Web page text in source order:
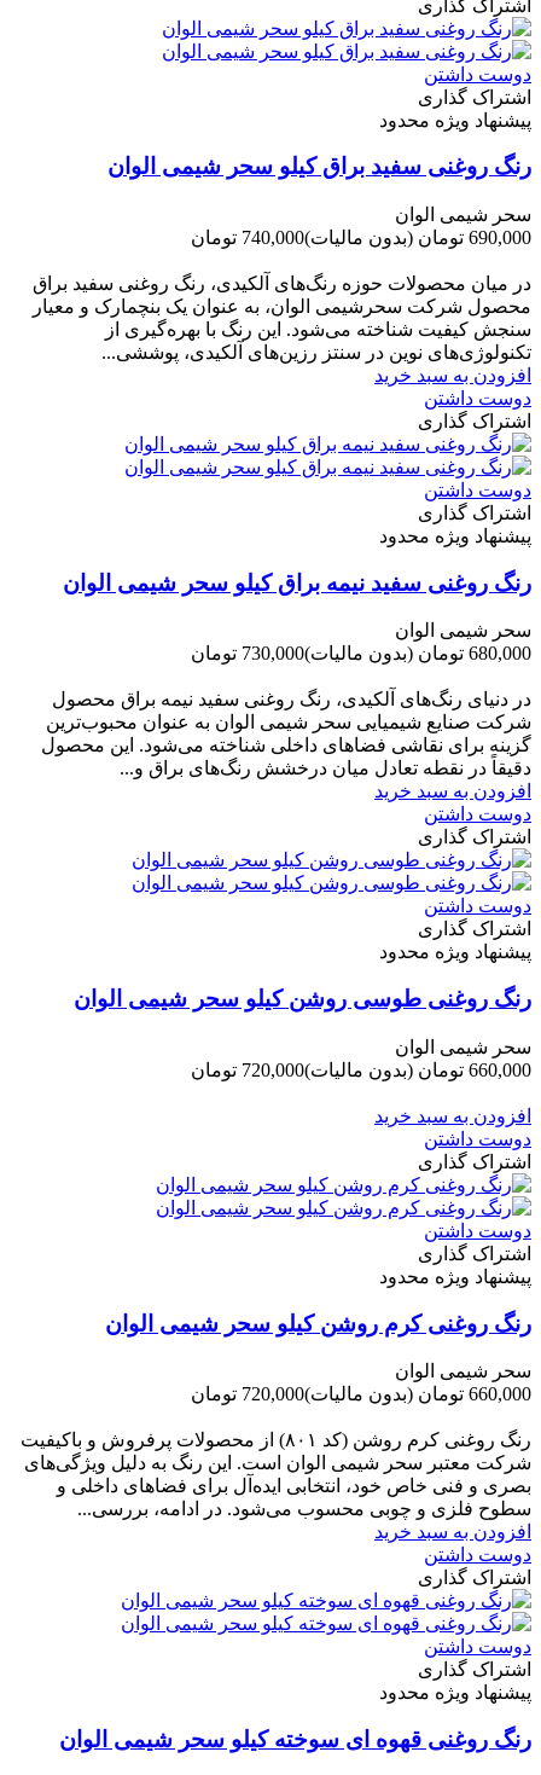
اشتراک گذاری
دوست داشتن
اشتراک گذاری
پیشنهاد ویژه محدود
رنگ روغنی سفید براق کیلو سحر شیمی الوان
سحر شیمی الوان
690,000 تومان
(بدون مالیات)740,000 تومان
در میان محصولات حوزه رنگ‌های آلکیدی، رنگ روغنی سفید براق
محصول شرکت سحرشیمی الوان، به عنوان یک بنچمارک و معیار
سنجش کیفیت شناخته می‌شود. این رنگ با بهره‌گیری از
تکنولوژی‌های نوین در سنتز رزین‌های آلکیدی، پوششی...
افزودن به سبد خرید
دوست داشتن
اشتراک گذاری
دوست داشتن
اشتراک گذاری
پیشنهاد ویژه محدود
رنگ روغنی سفید نیمه براق کیلو سحر شیمی الوان
سحر شیمی الوان
680,000 تومان
(بدون مالیات)730,000 تومان
در دنیای رنگ‌های آلکیدی، رنگ روغنی سفید نیمه براق محصول
شرکت صنایع شیمیایی سحر شیمی الوان به عنوان محبوب‌ترین
گزینه برای نقاشی فضاهای داخلی شناخته می‌شود. این محصول
دقیقاً در نقطه تعادل میان درخشش رنگ‌های براق و...
افزودن به سبد خرید
دوست داشتن
اشتراک گذاری
دوست داشتن
اشتراک گذاری
پیشنهاد ویژه محدود
رنگ روغنی طوسی روشن کیلو سحر شیمی الوان
سحر شیمی الوان
660,000 تومان
(بدون مالیات)720,000 تومان
افزودن به سبد خرید
دوست داشتن
اشتراک گذاری
دوست داشتن
اشتراک گذاری
پیشنهاد ویژه محدود
رنگ روغنی کرم روشن کیلو سحر شیمی الوان
سحر شیمی الوان
660,000 تومان
(بدون مالیات)720,000 تومان
رنگ روغنی کرم روشن (کد ۸۰۱) از محصولات پرفروش و باکیفیت
شرکت‌ معتبر سحر شیمی الوان است. این رنگ به دلیل ویژگی‌های
بصری و فنی خاص خود، انتخابی ایده‌آل برای فضاهای داخلی و
سطوح فلزی و چوبی محسوب می‌شود. در ادامه، بررسی...
افزودن به سبد خرید
دوست داشتن
اشتراک گذاری
دوست داشتن
اشتراک گذاری
پیشنهاد ویژه محدود
رنگ روغنی قهوه ای سوخته کیلو سحر شیمی الوان